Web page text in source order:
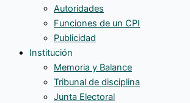
Autoridades
Funciones de un CPI
Publicidad
Institución
Memoria y Balance
Tribunal de disciplina
Junta Electoral